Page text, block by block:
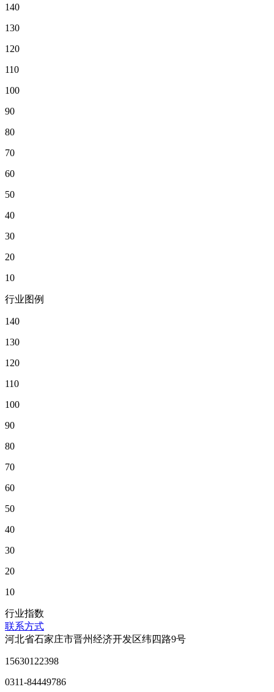
140
130
120
110
100
90
80
70
60
50
40
30
20
10
行业图例
140
130
120
110
100
90
80
70
60
50
40
30
20
10
行业指数
联系方式
河北省石家庄市晋州经济开发区纬四路9号
15630122398
0311-84449786